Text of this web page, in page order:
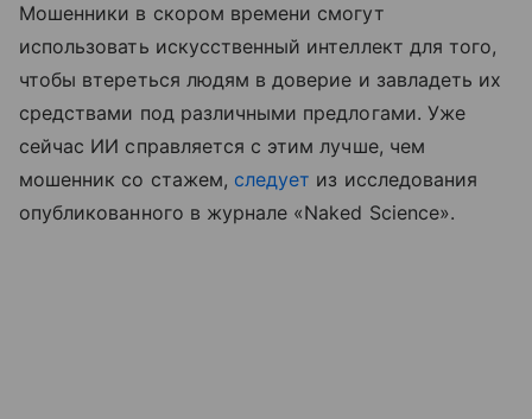
Мошенники в скором времени смогут
использовать искусственный интеллект для того,
чтобы втереться людям в доверие и завладеть их
средствами под различными предлогами. Уже
сейчас ИИ справляется с этим лучше, чем
мошенник со стажем, следует из исследования
опубликованного в журнале «Naked Science».